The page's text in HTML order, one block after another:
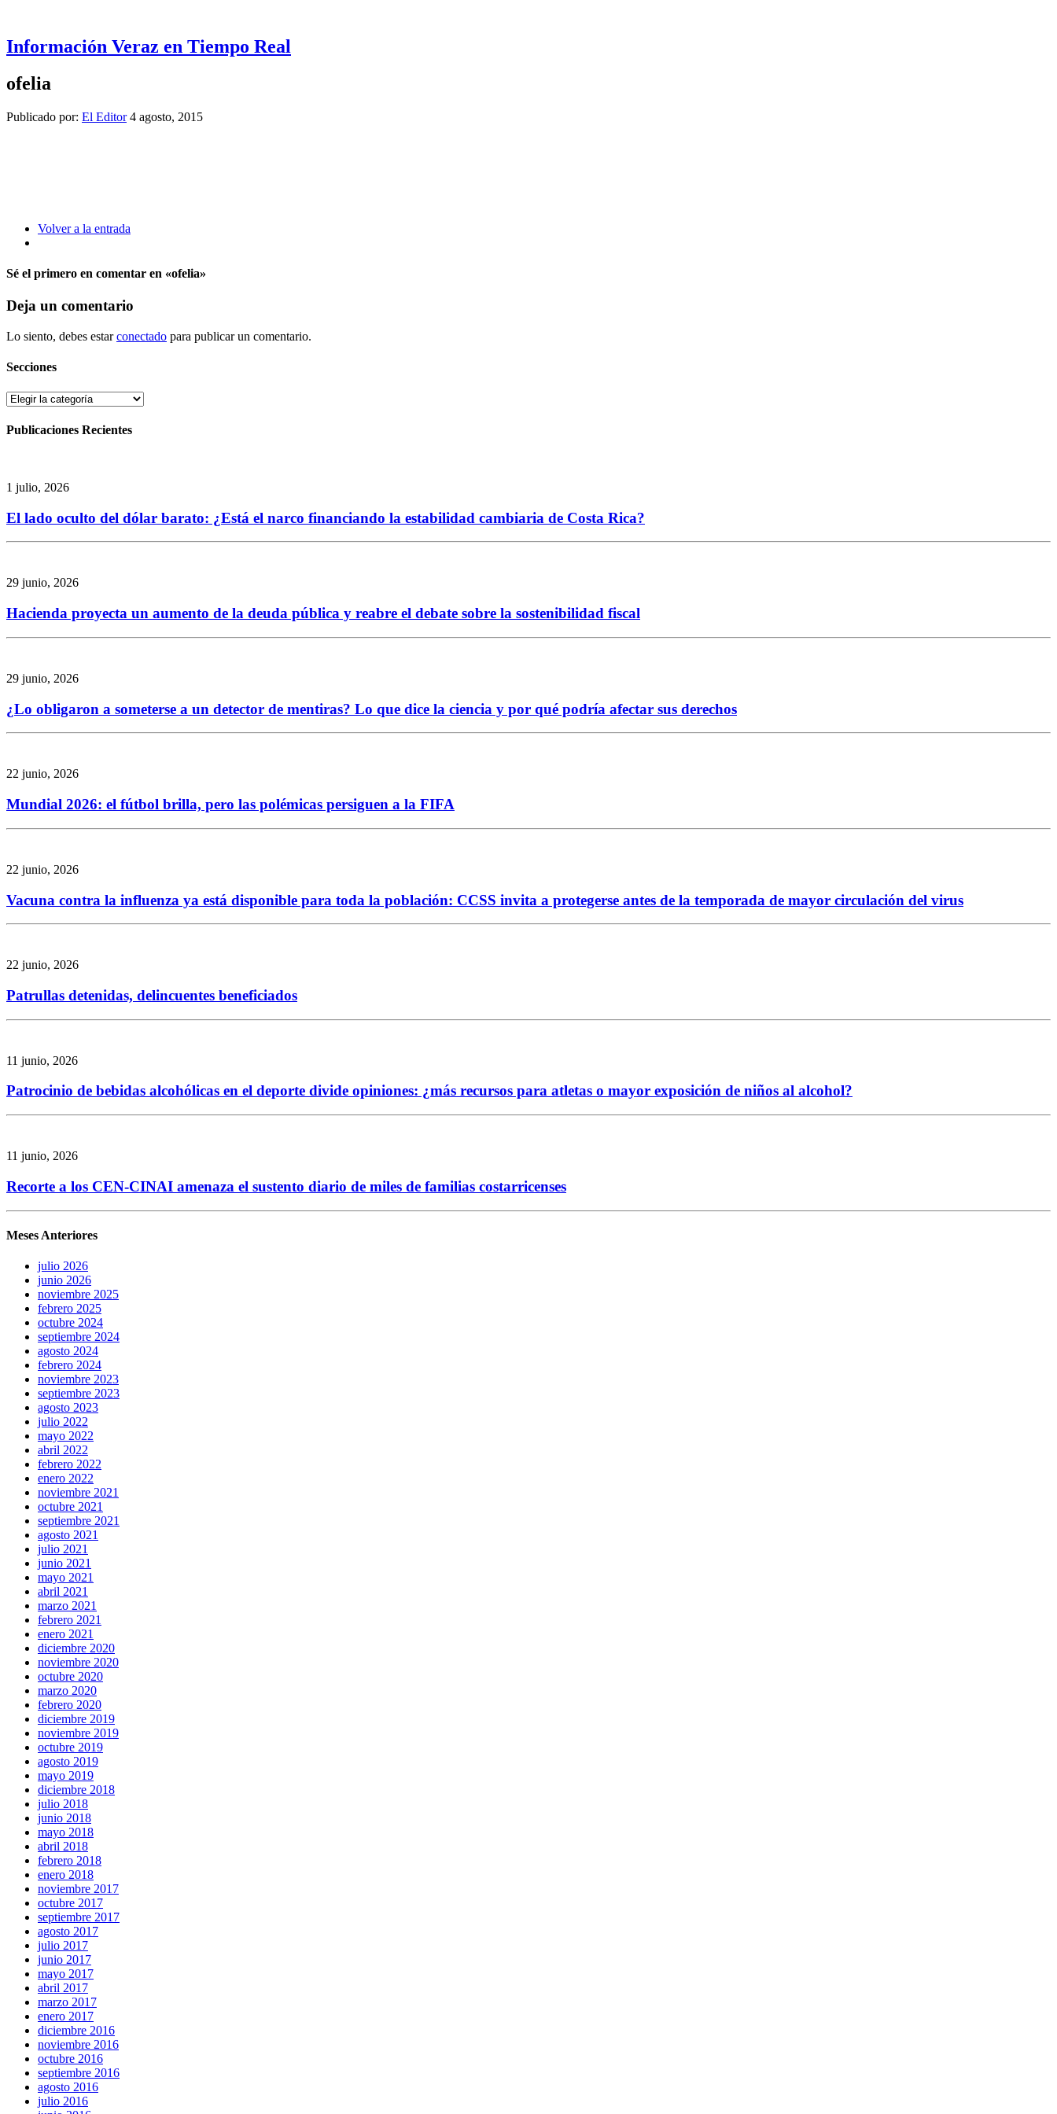
Información Veraz en Tiempo Real
ofelia
Publicado por: El Editor 4 agosto, 2015
Volver a la entrada
Sé el primero en comentar en «ofelia»
Deja un comentario
Lo siento, debes estarconectado para publicar un comentario.
Secciones
Secciones
Publicaciones Recientes
1 julio, 2026
El lado oculto del dólar barato: ¿Está el narco financiando la estabilidad cambiaria de Costa Rica?
29 junio, 2026
Hacienda proyecta un aumento de la deuda pública y reabre el debate sobre la sostenibilidad fiscal
29 junio, 2026
¿Lo obligaron a someterse a un detector de mentiras? Lo que dice la ciencia y por qué podría afectar sus derechos
22 junio, 2026
Mundial 2026: el fútbol brilla, pero las polémicas persiguen a la FIFA
22 junio, 2026
Vacuna contra la influenza ya está disponible para toda la población: CCSS invita a protegerse antes de la temporada de mayor circulación del virus
22 junio, 2026
Patrullas detenidas, delincuentes beneficiados
11 junio, 2026
Patrocinio de bebidas alcohólicas en el deporte divide opiniones: ¿más recursos para atletas o mayor exposición de niños al alcohol?
11 junio, 2026
Recorte a los CEN-CINAI amenaza el sustento diario de miles de familias costarricenses
Meses Anteriores
julio 2026
junio 2026
noviembre 2025
febrero 2025
octubre 2024
septiembre 2024
agosto 2024
febrero 2024
noviembre 2023
septiembre 2023
agosto 2023
julio 2022
mayo 2022
abril 2022
febrero 2022
enero 2022
noviembre 2021
octubre 2021
septiembre 2021
agosto 2021
julio 2021
junio 2021
mayo 2021
abril 2021
marzo 2021
febrero 2021
enero 2021
diciembre 2020
noviembre 2020
octubre 2020
marzo 2020
febrero 2020
diciembre 2019
noviembre 2019
octubre 2019
agosto 2019
mayo 2019
diciembre 2018
julio 2018
junio 2018
mayo 2018
abril 2018
febrero 2018
enero 2018
noviembre 2017
octubre 2017
septiembre 2017
agosto 2017
julio 2017
junio 2017
mayo 2017
abril 2017
marzo 2017
enero 2017
diciembre 2016
noviembre 2016
octubre 2016
septiembre 2016
agosto 2016
julio 2016